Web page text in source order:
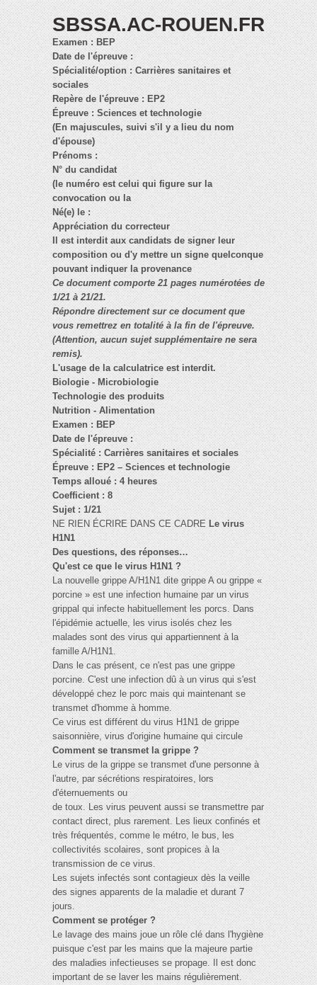
SBSSA.AC-ROUEN.FR
Examen : BEP
Date de l'épreuve :
Spécialité/option : Carrières sanitaires et
sociales
Repère de l'épreuve : EP2
Épreuve : Sciences et technologie
(En majuscules, suivi s'il y a lieu du nom
d'épouse)
Prénoms :
N° du candidat
(le numéro est celui qui figure sur la
convocation ou la
Né(e) le :
Appréciation du correcteur
Il est interdit aux candidats de signer leur
composition ou d'y mettre un signe quelconque
pouvant indiquer la provenance
Ce document comporte 21 pages numérotées de
1/21 à 21/21.
Répondre directement sur ce document que
vous remettrez en totalité à la fin de l'épreuve.
(Attention, aucun sujet supplémentaire ne sera
remis).
L'usage de la calculatrice est interdit.
Biologie - Microbiologie
Technologie des produits
Nutrition - Alimentation
Examen : BEP
Date de l'épreuve :
Spécialité : Carrières sanitaires et sociales
Épreuve : EP2 – Sciences et technologie
Temps alloué : 4 heures
Coefficient : 8
Sujet : 1/21
NE RIEN ÉCRIRE DANS CE CADRELe virus
H1N1
Des questions, des réponses…
Qu'est ce que le virus H1N1 ?
La nouvelle grippe A/H1N1 dite grippe A ou grippe «
porcine » est une infection humaine par un virus
grippal qui infecte habituellement les porcs. Dans
l'épidémie actuelle, les virus isolés chez les
malades sont des virus qui appartiennent à la
famille A/H1N1.
Dans le cas présent, ce n'est pas une grippe
porcine. C'est une infection dû à un virus qui s'est
développé chez le porc mais qui maintenant se
transmet d'homme à homme.
Ce virus est différent du virus H1N1 de grippe
saisonnière, virus d'origine humaine qui circule
Comment se transmet la grippe ?
Le virus de la grippe se transmet d'une personne à
l'autre, par sécrétions respiratoires, lors
d'éternuements ou
de toux. Les virus peuvent aussi se transmettre par
contact direct, plus rarement. Les lieux confinés et
très fréquentés, comme le métro, le bus, les
collectivités scolaires, sont propices à la
transmission de ce virus.
Les sujets infectés sont contagieux dès la veille
des signes apparents de la maladie et durant 7
jours.
Comment se protéger ?
Le lavage des mains joue un rôle clé dans l'hygiène
puisque c'est par les mains que la majeure partie
des maladies infectieuses se propage. Il est donc
important de se laver les mains régulièrement.